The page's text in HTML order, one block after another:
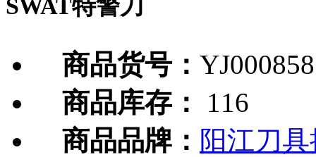
SWAT特警刀
商品货号： YJ000858
商品库存：
116
商品品牌： 阳江刀